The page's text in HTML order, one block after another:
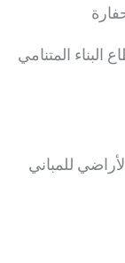
المتنامي
للمباني